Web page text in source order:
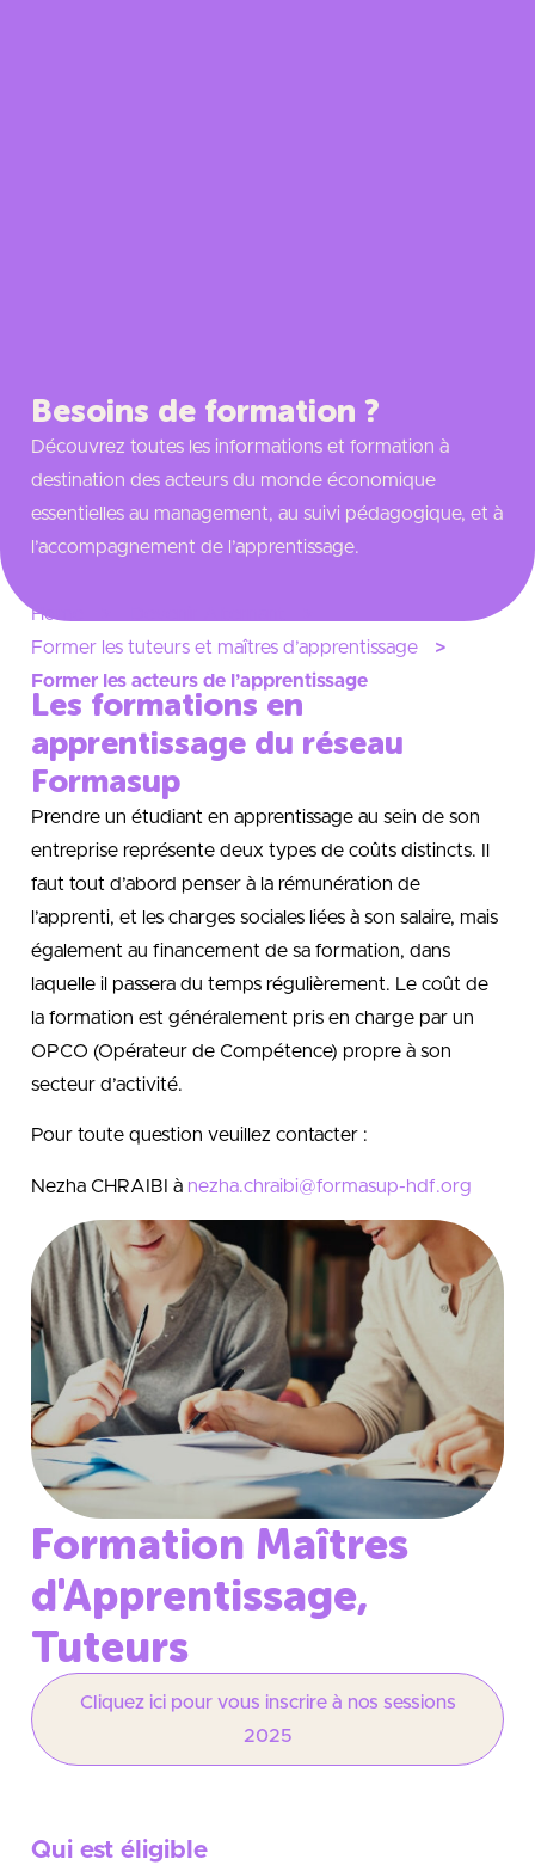
Besoins de formation ?
Découvrez toutes les informations et formation à
destination des acteurs du monde économique
essentielles au management, au suivi pédagogique, et à
l’accompagnement de l’apprentissage.
Home
Former les tuteurs et maîtres d’apprentissage
Former les acteurs de l’apprentissage
Les formations en
apprentissage du réseau
Formasup
Prendre un étudiant en apprentissage au sein de son
entreprise représente deux types de coûts distincts. Il
faut tout d’abord penser à la rémunération de
l’apprenti, et les charges sociales liées à son salaire, mais
également au financement de sa formation, dans
laquelle il passera du temps régulièrement. Le coût de
la formation est généralement pris en charge par un
OPCO (Opérateur de Compétence) propre à son
secteur d’activité.
Pour toute question veuillez contacter :
Nezha CHRAIBI à nezha.chraibi@formasup-hdf.org
Formation Maîtres
d'Apprentissage,
Tuteurs
Cliquez ici pour vous inscrire à nos sessions
2025
Qui est éligible